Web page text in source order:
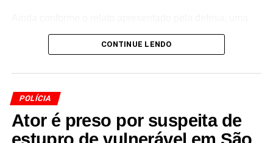
das situações teria ocorrido durante o intervalo. As
adolescentes estariam na sala de aula quando, segundo
lanchavam.
O caso é investigado pelas autoridades, que deverão
apurar as circunstâncias das denúncias e identificar os
envolvidos. Por se tratar de
adolescentes vítimas de
CONTINUE LENDO
POLÍCIA
Ator é preso por suspeita de